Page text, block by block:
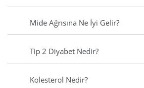
Mide Ağrısına Ne İyi Gelir?
Tip 2 Diyabet Nedir?
Kolesterol Nedir?